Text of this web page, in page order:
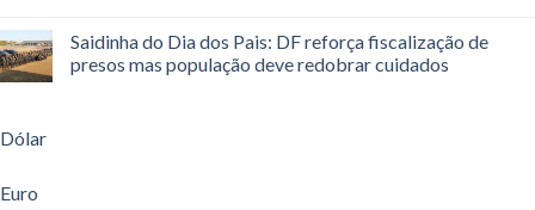
Saidinha do Dia dos Pais: DF reforça fiscalização de
presos mas população deve redobrar cuidados
Dólar
Euro